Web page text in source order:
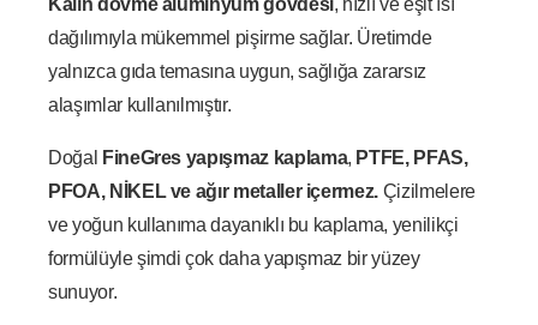
Kalın dövme alüminyum gövdesi, hızlı ve eşit ısı
dağılımıyla mükemmel pişirme sağlar. Üretimde
yalnızca gıda temasına uygun, sağlığa zararsız
alaşımlar kullanılmıştır.
Doğal FineGres yapışmaz kaplama, PTFE, PFAS,
PFOA, NİKEL ve ağır metaller içermez. Çizilmelere
ve yoğun kullanıma dayanıklı bu kaplama, yenilikçi
formülüyle şimdi çok daha yapışmaz bir yüzey
sunuyor.